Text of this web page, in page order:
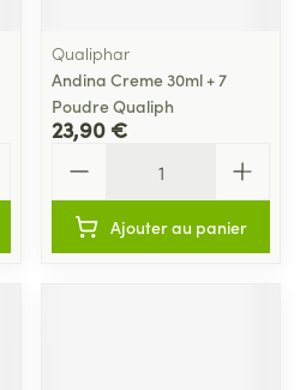
Qualiphar
Andina Creme 30ml + 7
Poudre Qualiph
23,90 €
Ajouter au panier